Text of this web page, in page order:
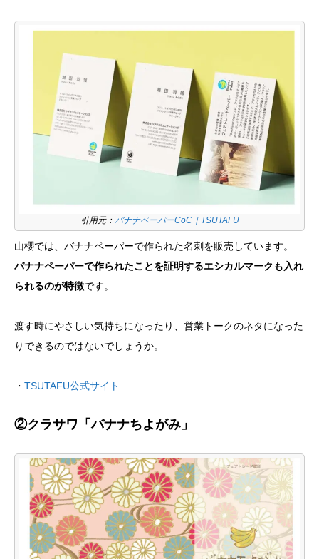
引用元： バナナペーパーCoC｜TSUTAFU
山櫻では、バナナペーパーで作られた名刺を販売しています。
バナナペーパーで作られたことを証明するエシカルマークも入れ
られるのが特徴です。
渡す時にやさしい気持ちになったり、営業トークのネタになった
りできるのではないでしょうか。
・ TSUTAFU公式サイト
②クラサワ「バナナちよがみ」